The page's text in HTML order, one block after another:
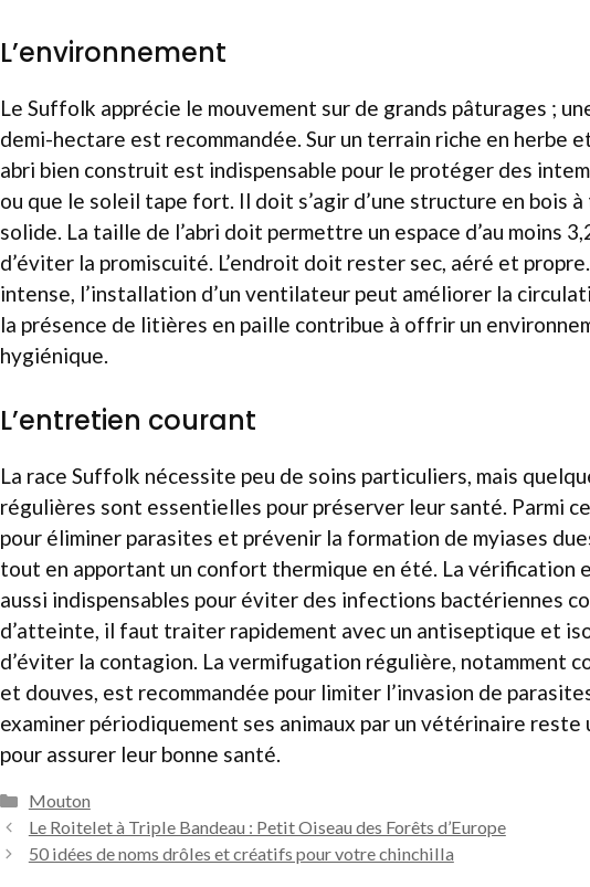
L’environnement
Le Suffolk apprécie le mouvement sur de grands pâturages ;
demi-hectare est recommandée. Sur un terrain riche en herbe
abri bien construit est indispensable pour le protéger des
ou que le soleil tape fort. Il doit s’agir d’une structure en bois
solide. La taille de l’abri doit permettre un espace d’au moins
d’éviter la promiscuité. L’endroit doit rester sec, aéré et
intense, l’installation d’un ventilateur peut améliorer la
la présence de litières en paille contribue à offrir un
hygiénique.
L’entretien courant
La race Suffolk nécessite peu de soins particuliers, mais
régulières sont essentielles pour préserver leur santé. Parmi
pour éliminer parasites et prévenir la formation de myiases
tout en apportant un confort thermique en été. La vérification
aussi indispensables pour éviter des infections bactériennes
d’atteinte, il faut traiter rapidement avec un antiseptique et
d’éviter la contagion. La vermifugation régulière, notamment
et douves, est recommandée pour limiter l’invasion de
examiner périodiquement ses animaux par un vétérinaire
pour assurer leur bonne santé.
Catégories
Mouton
Le Roitelet à Triple Bandeau : Petit Oiseau des Forêts d’Europe
50 idées de noms drôles et créatifs pour votre chinchilla